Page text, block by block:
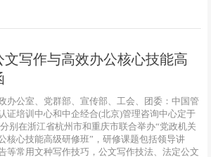
文写作与高效办公核心技能高
办公室、党群部、宣传部、工会、团委：中国管
证培训中心和中企经合(北京)管理咨询中心定于
别在浙江省杭州市和重庆市联合举办“党政机关
核心技能高级研修班”，研修课题包括领导讲
等常用文种写作技巧，公文写作技法、法定公文